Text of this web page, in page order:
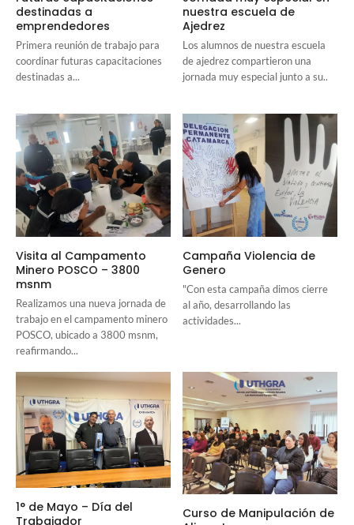
destinadas a
emprendedores
Primera reunión de trabajo para
coordinar futuras capacitaciones
destinadas a...
nuestra escuela de
Ajedrez
Los alumnos de nuestra escuela
de ajedrez compartieron una
jornada muy especial junto a su..
Visita al Campamento
Minero POSCO – 3800
msnm
Realizamos una nueva jornada de
trabajo en el campamento minero
POSCO, ubicado a 3800 msnm,
reafirmando...
Campaña Violencia de
Genero
"Con esta campaña dimos cierre
al año, desarrollando las
actividades...
1° de Mayo – Día del
Trabajador
Curso de Manipulación de